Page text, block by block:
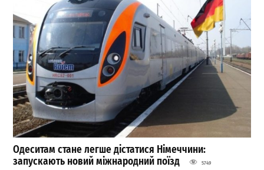
Одеситам стане легше дістатися Німеччини:
запускають новий міжнародний поїзд
5749